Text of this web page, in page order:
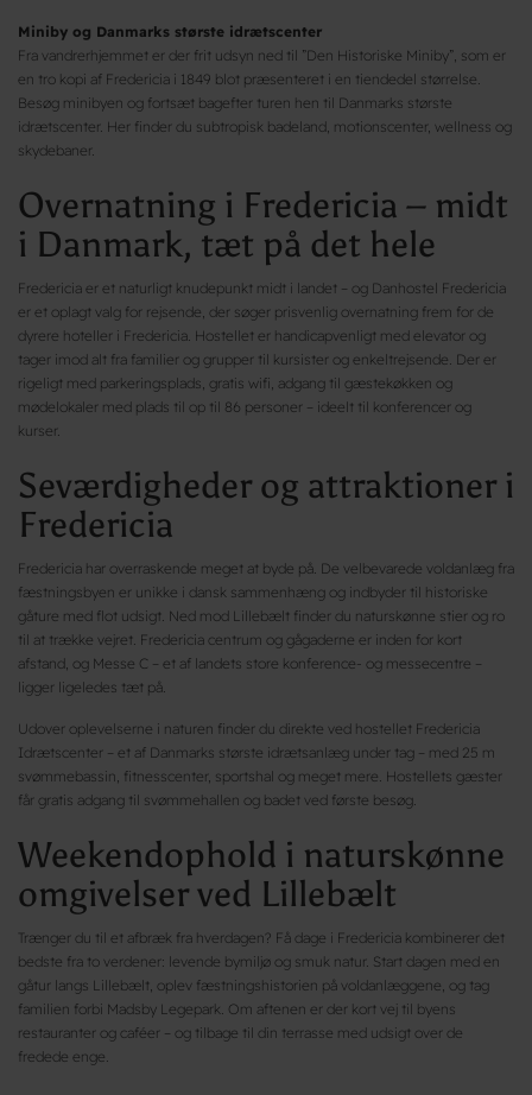
Miniby og Danmarks største idrætscenter
Fra vandrerhjemmet er der frit udsyn ned til ”Den Historiske Miniby”, som er
en tro kopi af Fredericia i 1849 blot præsenteret i en tiendedel størrelse.
Besøg minibyen og fortsæt bagefter turen hen til Danmarks største
idrætscenter. Her finder du subtropisk badeland, motionscenter, wellness og
skydebaner.
Overnatning i Fredericia – midt
i Danmark, tæt på det hele
Fredericia er et naturligt knudepunkt midt i landet – og Danhostel Fredericia
er et oplagt valg for rejsende, der søger prisvenlig overnatning frem for de
dyrere hoteller i Fredericia. Hostellet er handicapvenligt med elevator og
tager imod alt fra familier og grupper til kursister og enkeltrejsende. Der er
rigeligt med parkeringsplads, gratis wifi, adgang til gæstekøkken og
mødelokaler med plads til op til 86 personer – ideelt til konferencer og
kurser.
Seværdigheder og attraktioner i
Fredericia
Fredericia har overraskende meget at byde på. De velbevarede voldanlæg fra
fæstningsbyen er unikke i dansk sammenhæng og indbyder til historiske
gåture med flot udsigt. Ned mod Lillebælt finder du naturskønne stier og ro
til at trække vejret. Fredericia centrum og gågaderne er inden for kort
afstand, og Messe C – et af landets store konference- og messecentre –
ligger ligeledes tæt på.
Udover oplevelserne i naturen finder du direkte ved hostellet Fredericia
Idrætscenter – et af Danmarks største idrætsanlæg under tag – med 25 m
svømmebassin, fitnesscenter, sportshal og meget mere. Hostellets gæster
får gratis adgang til svømmehallen og badet ved første besøg.
Weekendophold i naturskønne
omgivelser ved Lillebælt
Trænger du til et afbræk fra hverdagen? Få dage i Fredericia kombinerer det
bedste fra to verdener: levende bymiljø og smuk natur. Start dagen med en
gåtur langs Lillebælt, oplev fæstningshistorien på voldanlæggene, og tag
familien forbi Madsby Legepark. Om aftenen er der kort vej til byens
restauranter og caféer – og tilbage til din terrasse med udsigt over de
fredede enge.